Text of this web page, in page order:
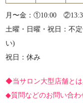
月〜金：①10:00
土曜・日曜・祝日：不
い)
祝日：休み
◆当サロン大型店舗と
◆質問などのお問い合わ